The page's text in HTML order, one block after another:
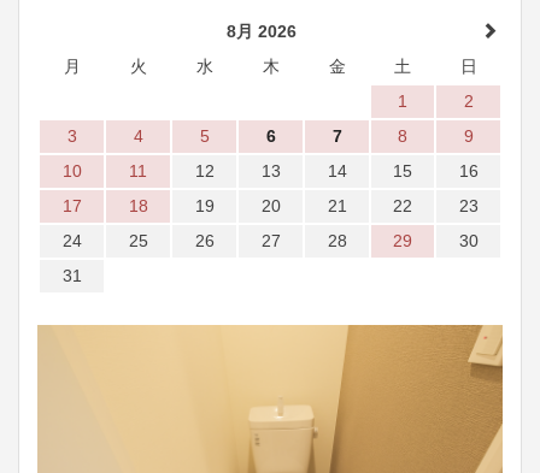
8月 2026
月
火 水 木 金 土
日
1
2
3
4 5 6 7 8
9
10
11 12 13 14 15
16
17
18 19 20 21 22
23
24
25 26 27 28 29
30
31